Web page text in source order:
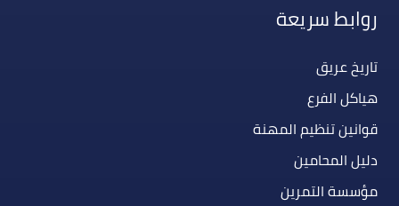
روابط سريعة
تاريخ عريق
هياكل الفرع
قوانين تنظيم المهنة
دليل المحامين
مؤسسة التمرين